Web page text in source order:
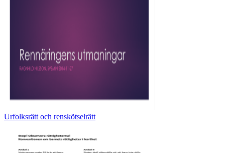
Urfolksrätt och renskötselrätt